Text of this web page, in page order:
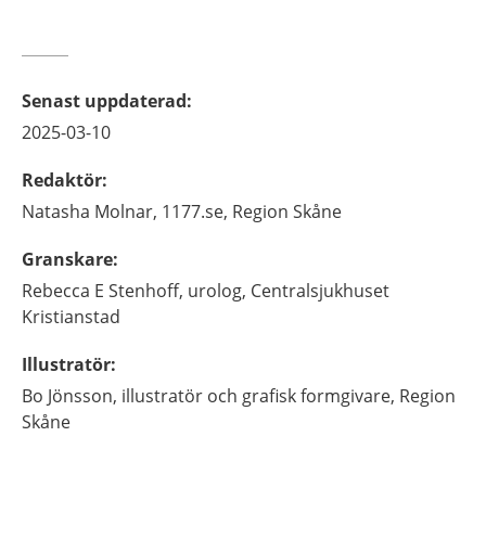
Senast uppdaterad:
2025-03-10
Redaktör:
Natasha Molnar, 1177.se, Region Skåne
Granskare:
Rebecca E Stenhoff, urolog, Centralsjukhuset
Kristianstad
Illustratör:
Bo Jönsson, illustratör och grafisk formgivare, Region
Skåne